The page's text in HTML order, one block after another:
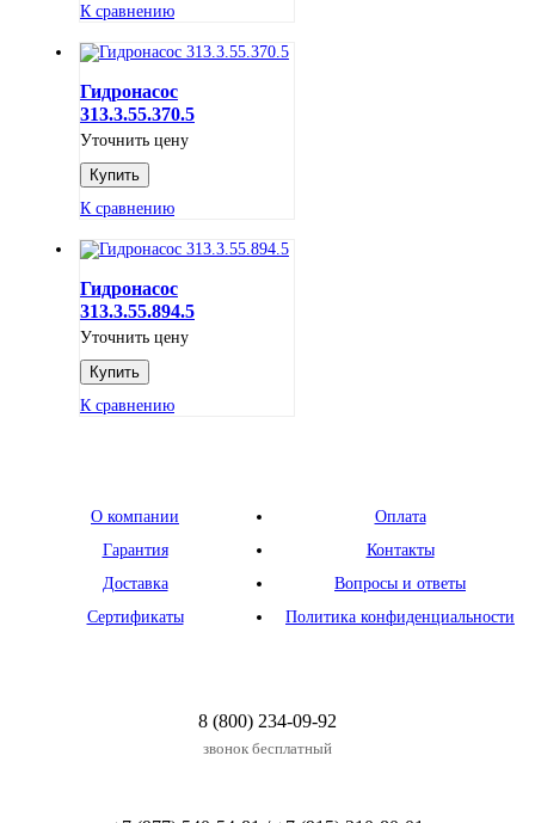
К сравнению
Гидронасос
313.3.55.370.5
Уточнить цену
К сравнению
Гидронасос
313.3.55.894.5
Уточнить цену
К сравнению
О компании
Оплата
Гарантия
Контакты
Доставка
Вопросы и ответы
Сертификаты
Политика конфиденциальности
8 (800) 234-09-92
звонок бесплатный